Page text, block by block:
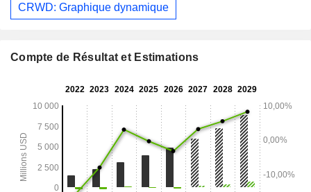
CRWD: Graphique dynamique
Compte de Résultat et Estimations